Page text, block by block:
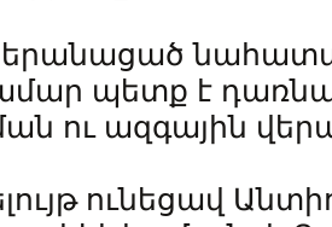
պետք է դառնա
ու ազգային
ունեցավ